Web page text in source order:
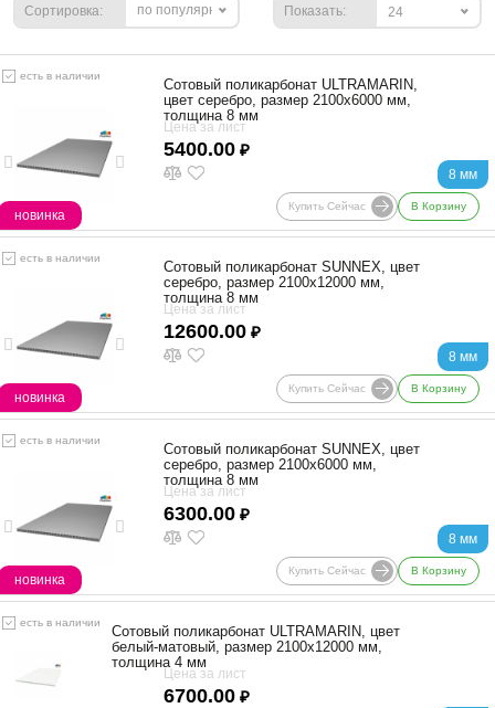
Сортировка: по популярности Показать: 24
есть в наличии
новинка
8 мм
Сотовый поликарбонат ULTRAMARIN,
цвет серебро, размер 2100x6000 мм,
толщина 8 мм
Цена за лист
5400.00 ₽
Купить Сейчас В Корзину
есть в наличии
новинка
8 мм
Сотовый поликарбонат SUNNEX, цвет
серебро, размер 2100x12000 мм,
толщина 8 мм
Цена за лист
12600.00 ₽
Купить Сейчас В Корзину
есть в наличии
новинка
8 мм
Сотовый поликарбонат SUNNEX, цвет
серебро, размер 2100x6000 мм,
толщина 8 мм
Цена за лист
6300.00 ₽
Купить Сейчас В Корзину
есть в наличии
Сотовый поликарбонат ULTRAMARIN, цвет
белый-матовый, размер 2100x12000 мм,
толщина 4 мм
Цена за лист
6700.00 ₽